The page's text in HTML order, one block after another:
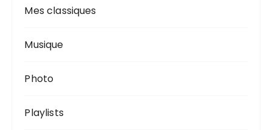
Mes classiques
Musique
Photo
Playlists